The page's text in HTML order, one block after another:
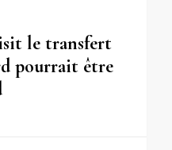
le transfert
pourrait être